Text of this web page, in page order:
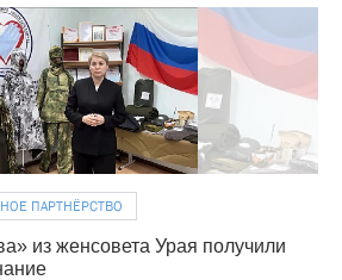
ПАРТНЁРСТВО
из женсовета Урая получили